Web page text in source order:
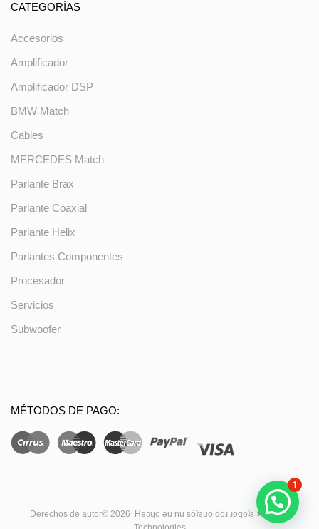
CATEGORÍAS
Accesorios
Amplificador
Amplificador DSP
BMW Match
Cables
MERCEDES Match
Parlante Brax
Parlante Coaxial
Parlante Helix
Parlantes Componentes
Procesador
Servicios
Subwoofer
MÉTODOS DE PAGO:
Derechos de autor© 2026 Hǝɔɥo ǝu nu sóʇɐuo doɹ ɹoqoʇs ✖Nudra
1